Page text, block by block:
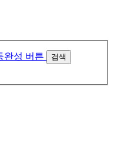
검색